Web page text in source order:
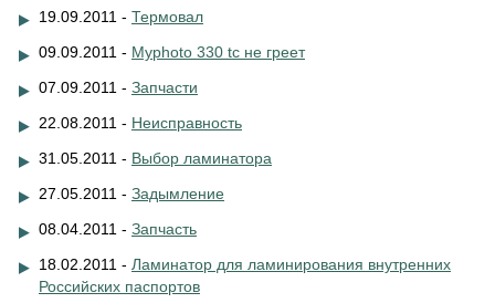
19.09.2011 - Термовал
09.09.2011 - Myphoto 330 tc не греет
07.09.2011 - Запчасти
22.08.2011 - Неисправность
31.05.2011 - Выбор ламинатора
27.05.2011 - Задымление
08.04.2011 - Запчасть
18.02.2011 - Ламинатор для ламинирования внутренних
Российских паспортов